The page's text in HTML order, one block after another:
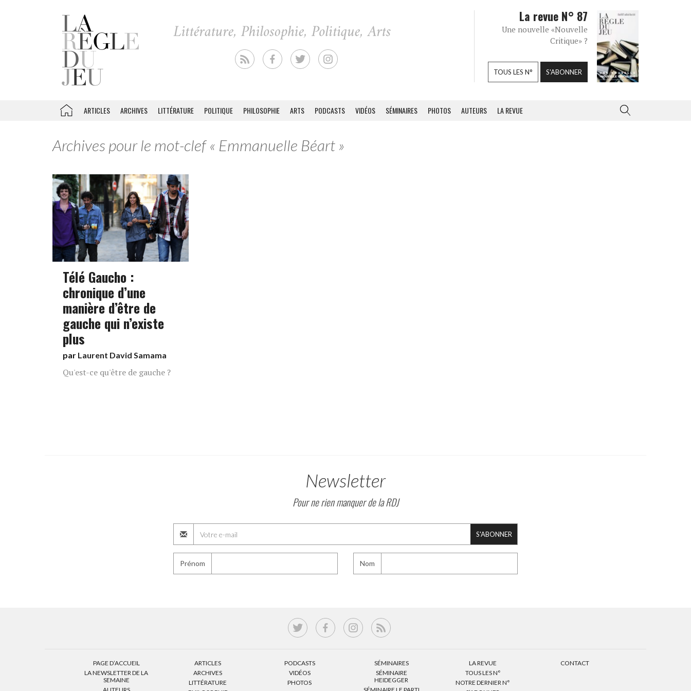
La revue N° 87
Une nouvelle «Nouvelle
Critique» ?
TOUS LES N° S'ABONNER
ARTICLES ARCHIVES LITTÉRATURE POLITIQUE PHILOSOPHIE ARTS PODCASTS VIDÉOS SÉMINAIRES PHOTOS AUTEURS LA REVUE
Archives pour le mot-clef « Emmanuelle Béart »
Télé Gaucho :
chronique d’une
manière d’être de
gauche qui n’existe
plus
par Laurent David Samama
Qu'est-ce qu'être de gauche ?
Newsletter
Pour ne rien manquer de la RDJ
S'ABONNER
Prénom Nom
PAGE D’ACCUEIL
LA NEWSLETTER DE LA
SEMAINE
ARTICLES
ARCHIVES
LITTÉRATURE
PODCASTS
VIDÉOS
PHOTOS
SÉMINAIRES
SÉMINAIRE
HEIDEGGER
LA REVUE
TOUS LES N°
NOTRE DERNIER N°
CONTACT